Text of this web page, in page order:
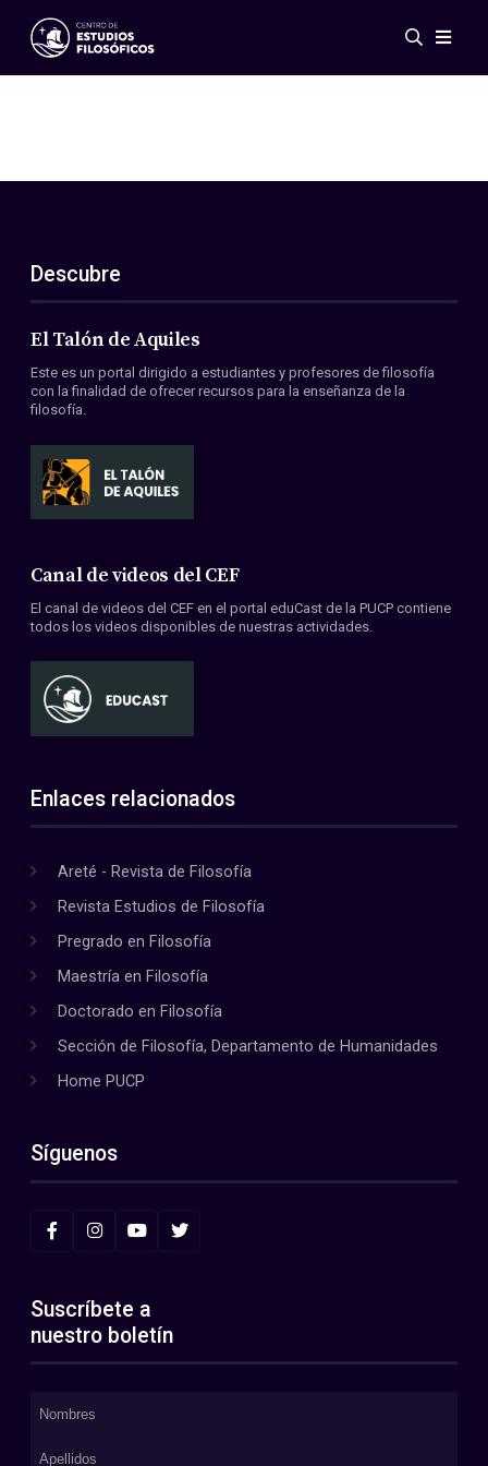
Eventos
ES
EN
Acerca de nosotros
Miembros
Convenios
Descubre
El Talón de Aquiles
Este es un portal dirigido a estudiantes y profesores de filosofía
con la finalidad de ofrecer recursos para la enseñanza de la
filosofía.
Canal de videos del CEF
El canal de videos del CEF en el portal eduCast de la PUCP contiene
todos los videos disponibles de nuestras actividades.
Enlaces relacionados
Areté - Revista de Filosofía
Revista Estudios de Filosofía
Pregrado en Filosofía
Maestría en Filosofía
Doctorado en Filosofía
Sección de Filosofía, Departamento de Humanidades
Home PUCP
Síguenos
Suscríbete a
nuestro boletín